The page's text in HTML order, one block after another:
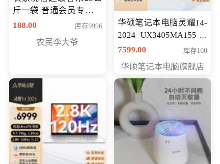
斤一袋 普通会员专享价
格178元
188.00 库存9996
农民李大爷
华硕笔记本电脑灵耀14-
2024 UX3405MA155冰
川银 oled 智慧轻薄本 会
7599.00 库存100
华硕笔记本电脑旗舰店